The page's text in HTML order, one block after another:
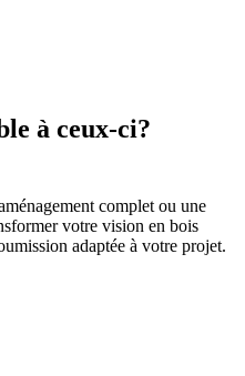
à ceux-ci?
complet ou une
votre vision en bois
adaptée à votre projet.